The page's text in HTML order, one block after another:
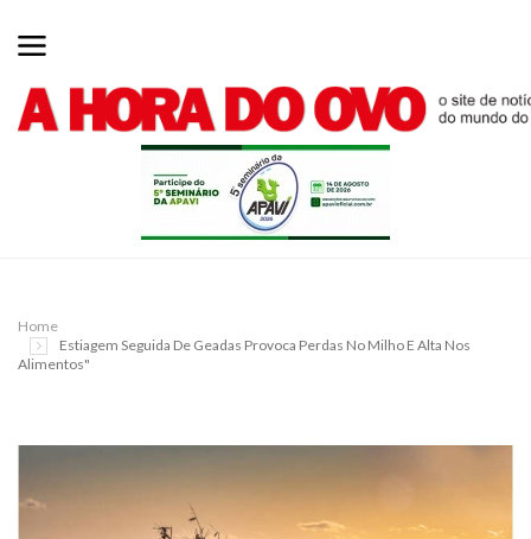
Home
Estiagem Seguida De Geadas Provoca Perdas No Milho E Alta Nos
Alimentos"